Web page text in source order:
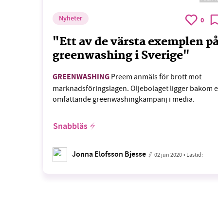
Nyheter 0
"Ett av de värsta exemplen
greenwashing i Sverige"
GREENWASHING Preem anmäls för brott mot
marknadsföringslagen. Oljebolaget ligger bakom
omfattande greenwashingkampanj i media.
Snabbläs
Jonna Elofsson Bjesse 02 jun 2020• Lästid: